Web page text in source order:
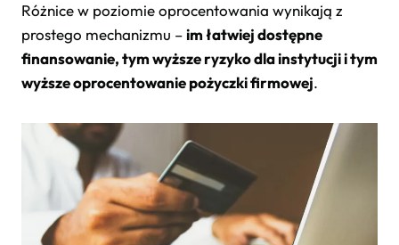
Różnice w poziomie oprocentowania wynikają z
prostego mechanizmu –im łatwiej dostępne
finansowanie, tym wyższe ryzyko dla instytucji i tym
wyższe oprocentowanie pożyczki firmowej.